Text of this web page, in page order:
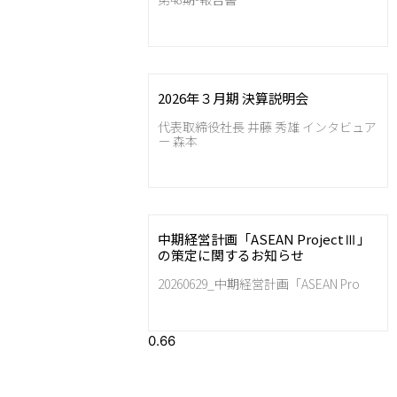
2026年３月期 決算説明会
代表取締役社長 井藤 秀雄 インタビュア
ー 森本
中期経営計画「ASEAN ProjectⅢ」
の策定に関するお知らせ
20260629_中期経営計画「ASEAN Pro